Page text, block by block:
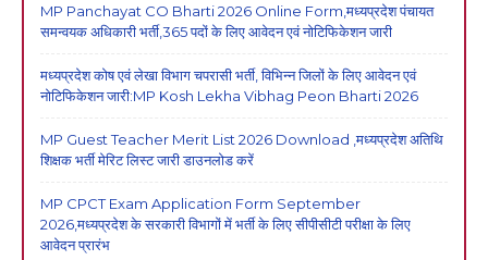
MP Panchayat CO Bharti 2026 Online Form,मध्यप्रदेश पंचायत
समन्वयक अधिकारी भर्ती,365 पदों के लिए आवेदन एवं नोटिफिकेशन जारी
मध्यप्रदेश कोष एवं लेखा विभाग चपरासी भर्ती, विभिन्न जिलों के लिए आवेदन एवं
नोटिफिकेशन जारी:MP Kosh Lekha Vibhag Peon Bharti 2026
MP Guest Teacher Merit List 2026 Download ,मध्यप्रदेश अतिथि
शिक्षक भर्ती मेरिट लिस्ट जारी डाउनलोड करें
MP CPCT Exam Application Form September
2026,मध्यप्रदेश के सरकारी विभागों में भर्ती के लिए सीपीसीटी परीक्षा के लिए
आवेदन प्रारंभ